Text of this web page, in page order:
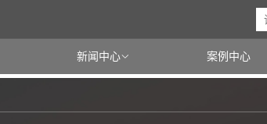
新闻中心 案例中心